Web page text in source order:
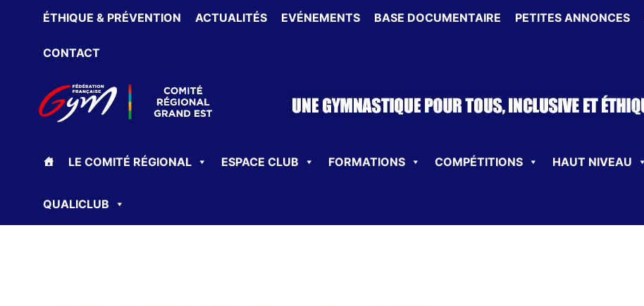
contenu
ÉTHIQUE & PRÉVENTION ACTUALITÉS EVÉNEMENTS BASE DOCUMENTAIRE PETITES ANNONCES
CONTACT
LE COMITÉ RÉGIONAL ESPACE CLUB FORMATIONS COMPÉTITIONS HAUT NIVEAU
QUALICLUB